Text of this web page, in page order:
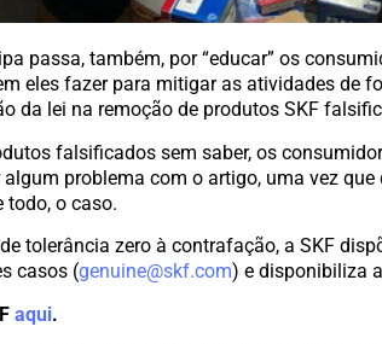
passa, também, por “educar” os
eles fazer para mitigar as atividades de
da lei na remoção de produtos SKF
falsificados sem saber, os
algum problema com o artigo, uma vez
todo, o caso.
tolerância zero à contrafação, a SKF
casos (genuine@skf.com) e disponibiliza
aqui.